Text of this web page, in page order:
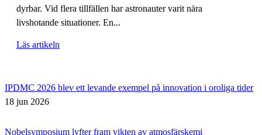
dyrbar. Vid flera tillfällen har astronauter varit nära
livshotande situationer. En...
Läs artikeln
IPDMC 2026 blev ett levande exempel på innovation i oroliga tider
18 jun 2026
Nobelsymposium lyfter fram vikten av atmosfärskemi